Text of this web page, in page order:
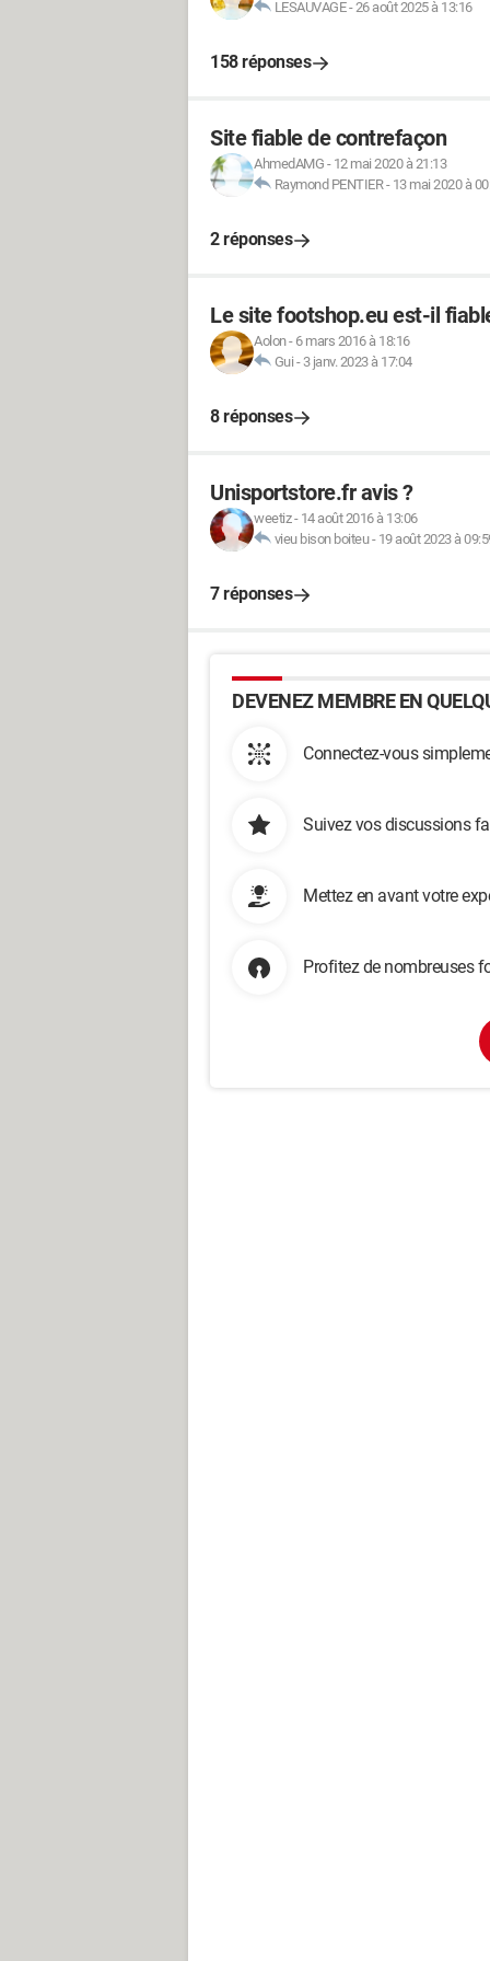
LESAUVAGE-26 août 2025 à 13:16
158 réponses
Site fiable de contrefaçon
AhmedAMG - 12 mai 2020 à 21:13
Raymond PENTIER- 13 mai 2020 à
2 réponses
Le site footshop.eu est-il
Aolon- 6 mars 2016 à 18:16
Gui - 3 janv. 2023 à 17:04
8 réponses
Unisportstore.fr avis ?
weetiz- 14 août 2016 à 13:06
vieu bison boiteu- 19 août 2023 à
7 réponses
DEVENEZ MEMBRE EN
Connectez-vous
Suivez vos discussions
Mettez en avant votre
Profitez de nombreuses